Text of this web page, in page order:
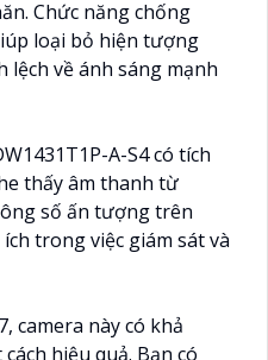
Chức năng chống
loại bỏ hiện tượng
lệch về ánh sáng mạnh
A-S4 có tích
thấy âm thanh từ
số ấn tượng trên
trong việc giám sát và
camera này có khả
hiệu quả. Bạn có